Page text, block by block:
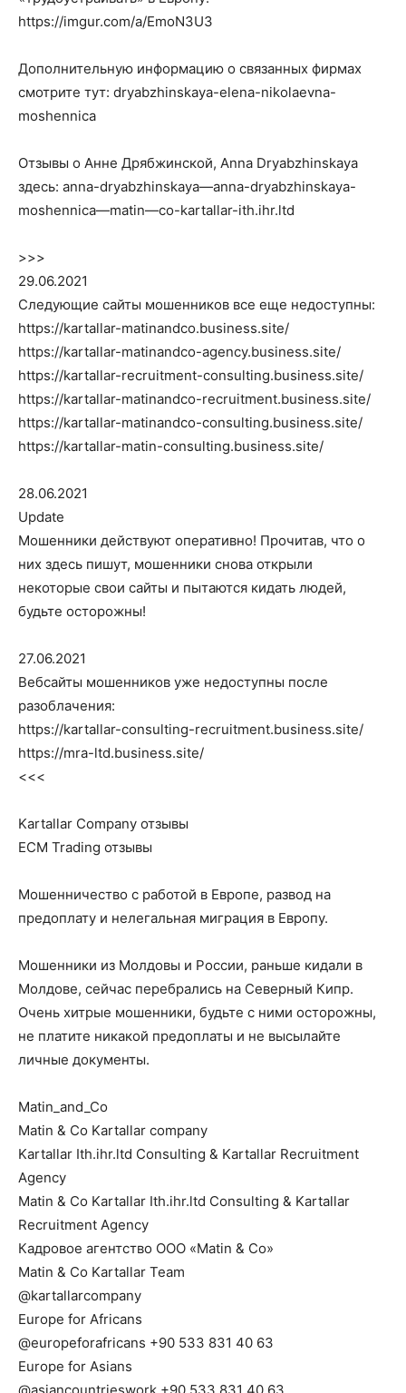
https://imgur.com/a/EmoN3U3
Дополнительную информацию о связанных фирмах
смотрите тут: dryabzhinskaya-elena-nikolaevna-
moshennica
Отзывы о Анне Дрябжинской, Anna Dryabzhinskaya
здесь: anna-dryabzhinskaya—anna-dryabzhinskaya-
moshennica—matin—co-kartallar-ith.ihr.ltd
>>>
29.06.2021
Следующие сайты мошенников все еще недоступны:
https://kartallar-matinandco.business.site/
https://kartallar-matinandco-agency.business.site/
https://kartallar-recruitment-consulting.business.site/
https://kartallar-matinandco-recruitment.business.site/
https://kartallar-matinandco-consulting.business.site/
https://kartallar-matin-consulting.business.site/
28.06.2021
Update
Мошенники действуют оперативно! Прочитав, что о
них здесь пишут, мошенники снова открыли
некоторые свои сайты и пытаются кидать людей,
будьте осторожны!
27.06.2021
Вебсайты мошенников уже недоступны после
разоблачения:
https://kartallar-consulting-recruitment.business.site/
https://mra-ltd.business.site/
<<<
Kartallar Company отзывы
ECM Trading отзывы
Мошенничество с работой в Европе, развод на
предоплату и нелегальная миграция в Европу.
Мошенники из Молдовы и России, раньше кидали в
Молдове, сейчас перебрались на Северный Кипр.
Очень хитрые мошенники, будьте с ними осторожны,
не платите никакой предоплаты и не высылайте
личные документы.
Matin_and_Co⁩
Matin & Co Kartallar company
Kartallar Ith.ihr.ltd Consulting & Kartallar Recruitment
Agency
Matin & Co Kartallar Ith.ihr.ltd Consulting & Kartallar
Recruitment Agency
Кадровое агентство ООО «Matin & Co»
Matin & Co Kartallar Team
@kartallarcompany
Europe for Africans
@europeforafricans +90 533 831 40 63
Europe for Asians